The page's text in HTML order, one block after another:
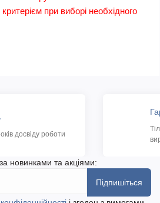
при виборі необхідного
досвіду роботи
новинками та акціями:
Підпишіться